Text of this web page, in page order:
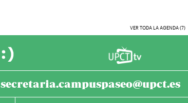
VER TODA LA AGENDA (7)
secretaria.campuspaseo@upct.es